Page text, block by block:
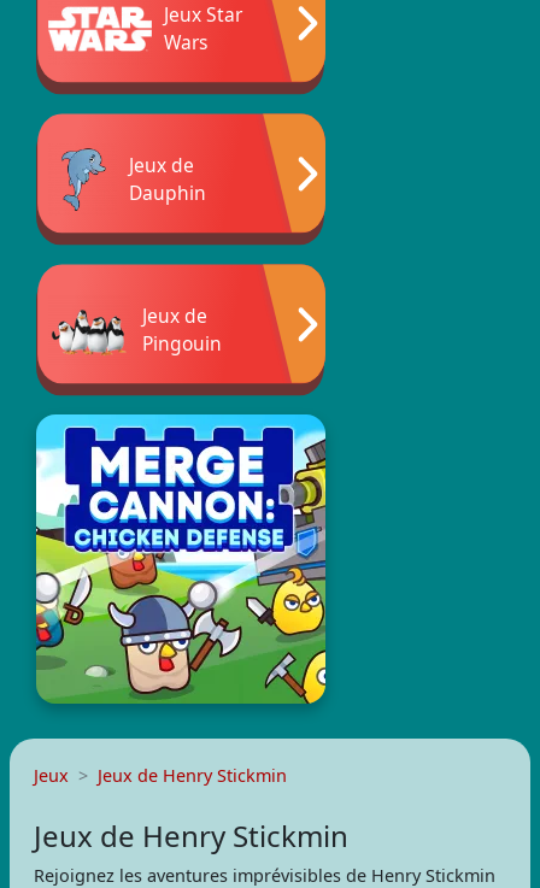
Jeux Star
Wars
Jeux de
Dauphin
Jeux de
Pingouin
Jeux Jeux de Henry Stickmin
Jeux de Henry Stickmin
Rejoignez les aventures imprévisibles de Henry Stickmin